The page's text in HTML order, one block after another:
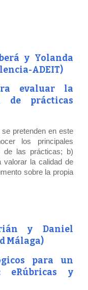
y Yolanda
ADEIT)
evaluar la
prácticas
se pretenden en este
los principales
de las prácticas; b)
valorar la calidad de
sobre la propia
y Daniel
Málaga)
para un
eRúbricas y